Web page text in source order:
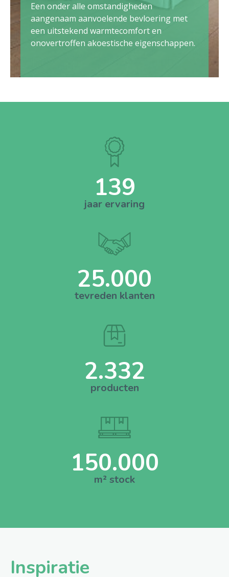
Een onder alle omstandigheden
aangenaam aanvoelende bevloering met
een uitstekend warmtecomfort en
onovertroffen akoestische eigenschappen.
139
jaar ervaring
25.000
tevreden klanten
2.332
producten
150.000
m² stock
Inspiratie